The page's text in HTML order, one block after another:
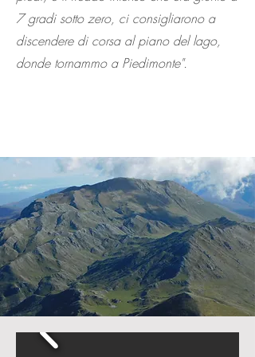
7 gradi sotto zero, ci consigliarono a
discendere di corsa al piano del lago,
donde tornammo a Piedimonte".